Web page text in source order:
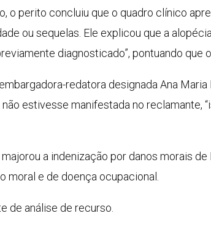
o perito concluiu que o quadro clínico
ou sequelas. Ele explicou que a
diagnosticado”, pontuando que
redatora designada Ana
estivesse manifestada no reclamante,
a indenização por danos morais
moral e de doença ocupacional.
de análise de recurso.